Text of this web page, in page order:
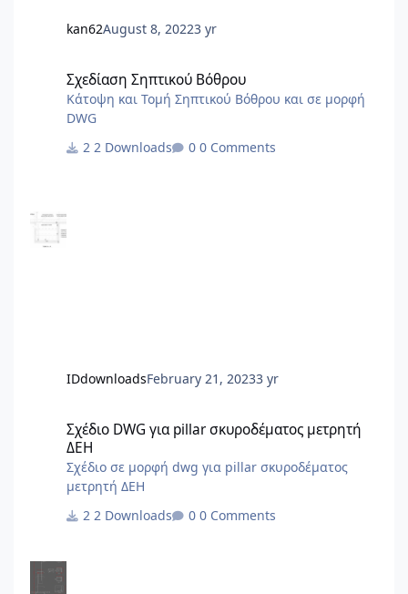
kan62August 8, 20223 yr
Σχεδίαση Σηπτικού Βόθρου
Κάτοψη και Τομή Σηπτικού Βόθρου και σε μορφή
DWG
2 Downloads
0 Comments
IDdownloadsFebruary 21, 20233 yr
Σχέδιο DWG για pillar σκυροδέματος μετρητή
ΔΕΗ
Σχέδιο σε μορφή dwg για pillar σκυροδέματος
μετρητή ΔΕΗ
2 Downloads
0 Comments